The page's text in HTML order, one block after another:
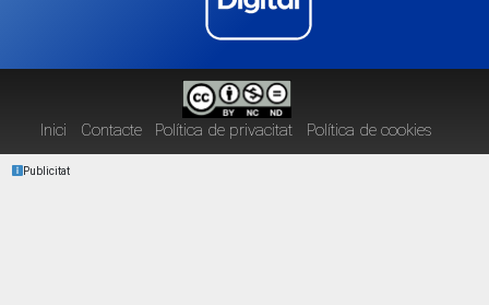
Inici Contacte Política de privacitat Política de cookies
Publicitat